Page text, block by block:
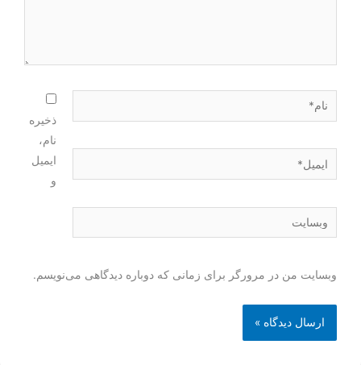
ذخیره
نام،
ایمیل
و
وبسایت من در مرورگر برای زمانی که دوباره دیدگاهی می‌نویسم.